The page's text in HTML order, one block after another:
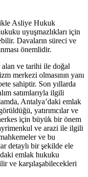
Asliye Hukuk
uyuşmazlıkları için
Davaların süreci ve
önemlidir.
ve tarihi ile doğal
merkezi olmasının ​yanı⁢
sahiptir. Son yıllarda
satımlarıyla ilgili
Antalya’daki emlak
yatırımcılar ve
için ⁢büyük⁣ bir önem
ve arazi ile ilgili
ve ‍bu
detaylı bir şekilde‍ ele
emlak hukuku
ve⁣ karşılaşabilecekleri​